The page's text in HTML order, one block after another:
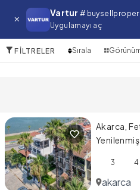
Vartur #
Uygulamayı aç
akarca
FILTRELER Sırala
Akarca,
3 4
akarca